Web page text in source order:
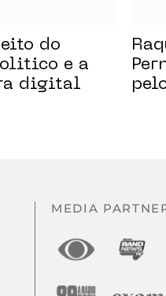
do
e a
digital
MEDIA